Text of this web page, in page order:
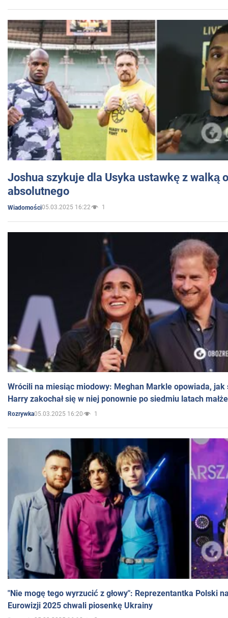
Joshua szykuje dla Usyka ustawkę z walką
absolutnego
Wiadomości05.03.2025 16:22 1
Wrócili na miesiąc miodowy: Meghan Markle opowiada, jak
Harry zakochał się w niej ponownie po siedmiu latach
Rozrywka05.03.2025 16:20 1
"Nie mogę tego wyrzucić z głowy": Reprezentantka Polski
Eurowizji 2025 chwali piosenkę Ukrainy